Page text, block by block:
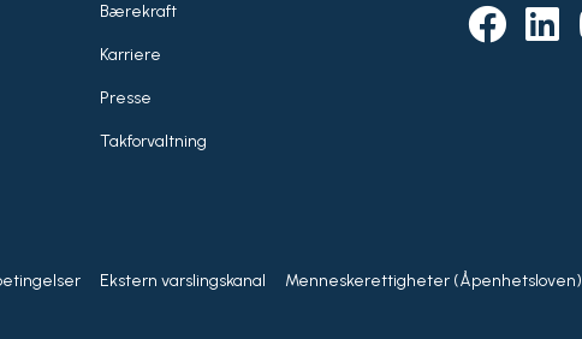
Bærekraft
Karriere
Presse
Takforvaltning
Ekstern varslingskanal Menneskerettigheter (Åpenhetsloven)